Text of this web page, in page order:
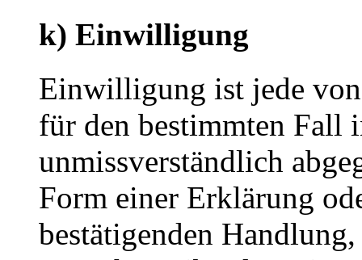
k) Einwilligung
Einwilligung ist jede
für den bestimmten Fall
unmissverständlich
Form einer Erklärung
bestätigenden